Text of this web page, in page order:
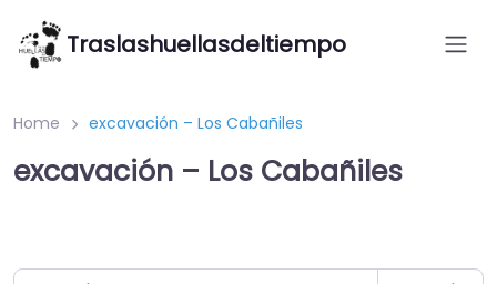
Saltar
contenido
Traslashuellasdeltiempo
Home excavación – Los Cabañiles
excavación – Los Cabañiles